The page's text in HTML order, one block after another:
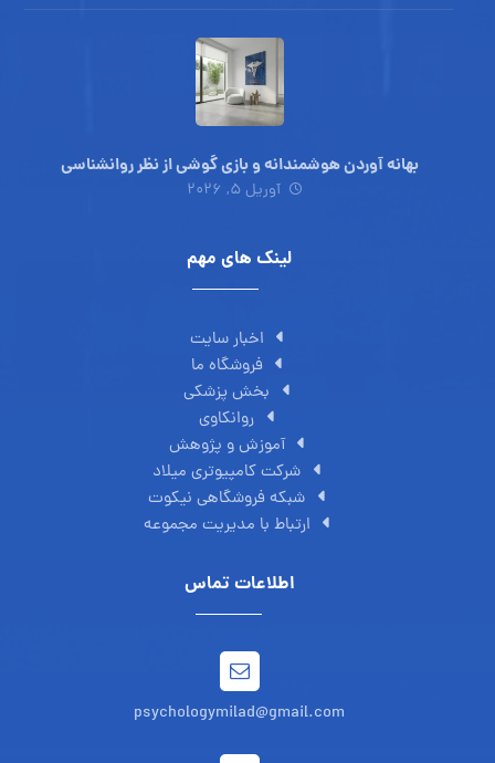
بهانه آوردن هوشمندانه و بازی گوشی از نظر روانشناسی
آوریل ۵, ۲۰۲۶
لینک های مهم
اخبار سایت
فروشگاه ما
بخش پزشکی
روانکاوی
آموزش و پژوهش
شرکت کامپیوتری میلاد
شبکه فروشگاهی نیکوت
ارتباط با مدیریت مجموعه
اطلاعات تماس
psychologymilad@gmail.com